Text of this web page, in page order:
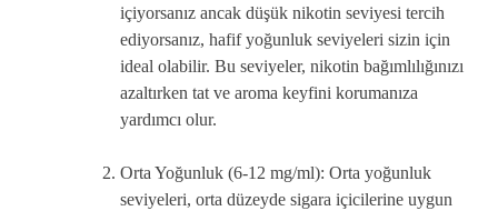
içiyorsanız ancak düşük nikotin seviyesi tercih
ediyorsanız, hafif yoğunluk seviyeleri sizin için
ideal olabilir. Bu seviyeler, nikotin bağımlılığınızı
azaltırken tat ve aroma keyfini korumanıza
yardımcı olur.
Orta Yoğunluk (6-12 mg/ml): Orta yoğunluk
seviyeleri, orta düzeyde sigara içicilerine uygun